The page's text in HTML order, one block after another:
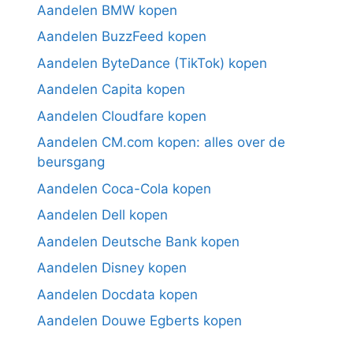
Aandelen BMW kopen
Aandelen BuzzFeed kopen
Aandelen ByteDance (TikTok) kopen
Aandelen Capita kopen
Aandelen Cloudfare kopen
Aandelen CM.com kopen: alles over de
beursgang
Aandelen Coca-Cola kopen
Aandelen Dell kopen
Aandelen Deutsche Bank kopen
Aandelen Disney kopen
Aandelen Docdata kopen
Aandelen Douwe Egberts kopen